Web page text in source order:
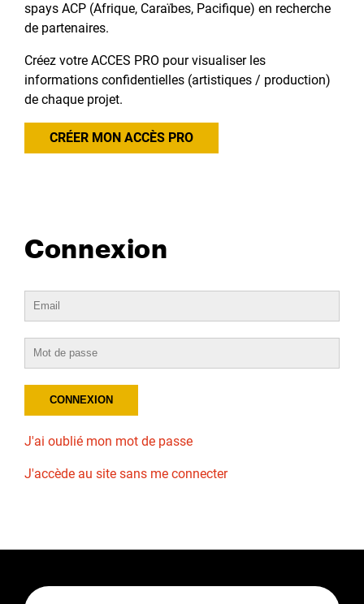
spays ACP (Afrique, Caraïbes, Pacifique) en recherche
de partenaires.
Créez votre ACCES PRO pour visualiser les
informations confidentielles (artistiques / production)
de chaque projet.
CRÉER MON ACCÈS PRO
Connexion
J'ai oublié mon mot de passe
J'accède au site sans me connecter